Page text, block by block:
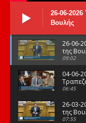
26-06-
Βουλής
26-06-
της
09:02
04-06-
Φορέων
06:45
26-03-
της
07:55